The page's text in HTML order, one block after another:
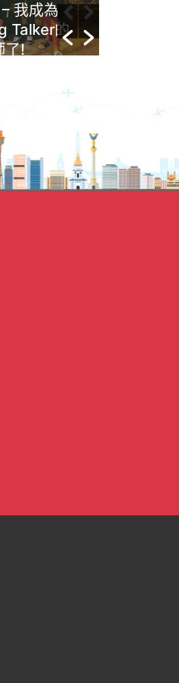
我成為
Talker的
了!